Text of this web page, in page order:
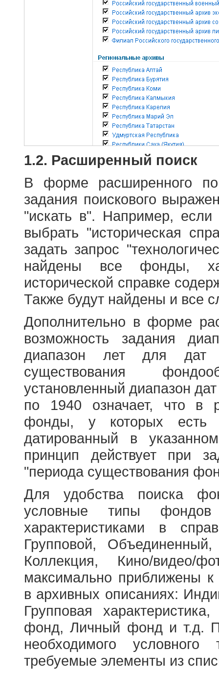
1.2. Расширенный поиск
В форме расширенного
задания поискового
"искать в". Например,
выбрать "историческая
задать запрос
найдены все фонды,
исторической справке
Также будут найдены и все
Дополнительно в форме
возможность задания
диапазон лет для
существования
установленный диапазон
по 1940 означает, что в
фонды, у которых есть
датированный в
принцип действует при
"периода существования
Для удобства поиска
условные типы
характеристиками в
Групповой,
Коллекция, Кино/
максимально приближены
в архивных описаниях:
Групповая
фонд, Личный фонд и т.д.
необходимого
требуемые элементы из